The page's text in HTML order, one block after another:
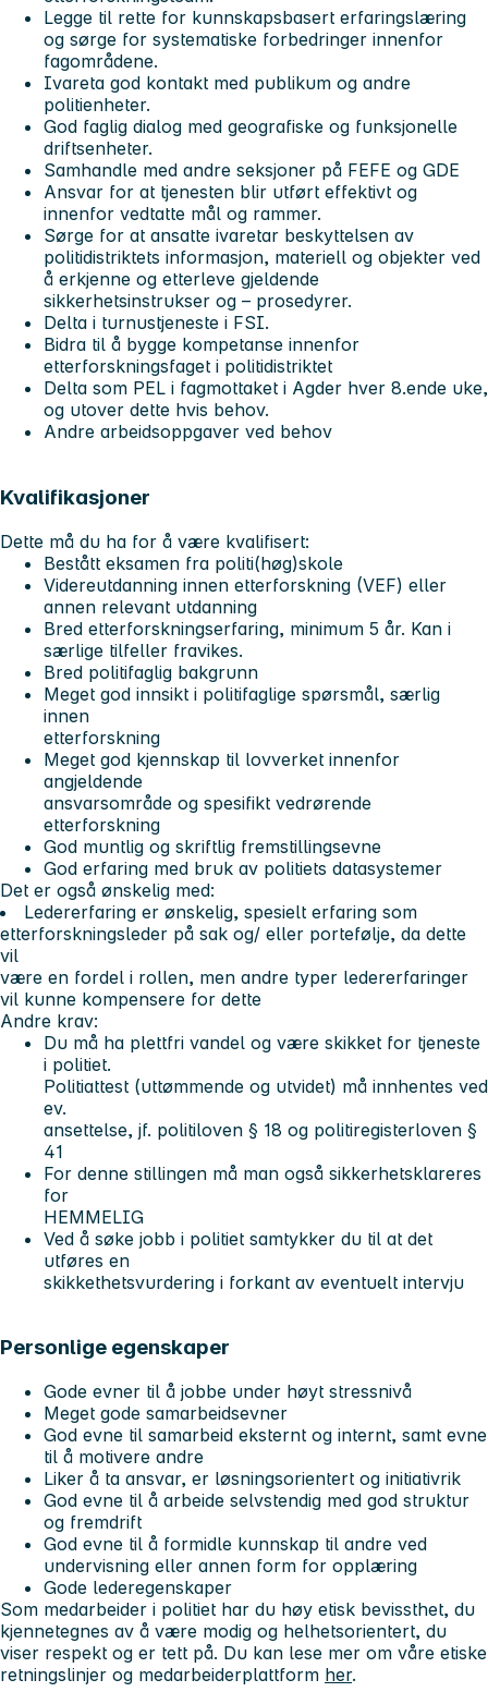
Legge til rette for kunnskapsbasert erfaringslæring
og sørge for systematiske forbedringer innenfor
fagområdene.
Ivareta god kontakt med publikum og andre
politienheter.
God faglig dialog med geografiske og funksjonelle
driftsenheter.
Samhandle med andre seksjoner på FEFE og GDE
Ansvar for at tjenesten blir utført effektivt og
innenfor vedtatte mål og rammer.
Sørge for at ansatte ivaretar beskyttelsen av
politidistriktets informasjon, materiell og objekter ved
å erkjenne og etterleve gjeldende
sikkerhetsinstrukser og – prosedyrer.
Delta i turnustjeneste i FSI.
Bidra til å bygge kompetanse innenfor
etterforskningsfaget i politidistriktet
Delta som PEL i fagmottaket i Agder hver 8.ende uke,
og utover dette hvis behov.
Andre arbeidsoppgaver ved behov
Kvalifikasjoner
Dette må du ha for å være kvalifisert:
Bestått eksamen fra politi(høg)skole
Videreutdanning innen etterforskning (VEF) eller
annen relevant utdanning
Bred etterforskningserfaring, minimum 5 år. Kan i
særlige tilfeller fravikes.
Bred politifaglig bakgrunn
Meget god innsikt i politifaglige spørsmål, særlig
innen
etterforskning
Meget god kjennskap til lovverket innenfor
angjeldende
ansvarsområde og spesifikt vedrørende
etterforskning
God muntlig og skriftlig fremstillingsevne
God erfaring med bruk av politiets datasystemer
Det er også ønskelig med:
Ledererfaring er ønskelig, spesielt erfaring som
etterforskningsleder på sak og/ eller portefølje, da dette
vil
være en fordel i rollen, men andre typer ledererfaringer
vil kunne kompensere for dette
Andre krav:
Du må ha plettfri vandel og være skikket for tjeneste
i politiet.
Politiattest (uttømmende og utvidet) må innhentes ved
ev.
ansettelse, jf. politiloven § 18 og politiregisterloven §
41
For denne stillingen må man også sikkerhetsklareres
for
HEMMELIG
Ved å søke jobb i politiet samtykker du til at det
utføres en
skikkethetsvurdering i forkant av eventuelt intervju
Personlige egenskaper
Gode evner til å jobbe under høyt stressnivå
Meget gode samarbeidsevner
God evne til samarbeid eksternt og internt, samt evne
til å motivere andre
Liker å ta ansvar, er løsningsorientert og initiativrik
God evne til å arbeide selvstendig med god struktur
og fremdrift
God evne til å formidle kunnskap til andre ved
undervisning eller annen form for opplæring
Gode lederegenskaper
Som medarbeider i politiet har du høy etisk bevissthet, du
kjennetegnes av å være modig og helhetsorientert, du
viser respekt og er tett på. Du kan lese mer om våre etiske
retningslinjer og medarbeiderplattform her.